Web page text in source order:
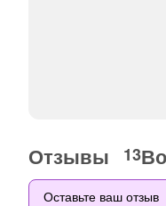
Отзывы 13
Оставьте ваш отзыв